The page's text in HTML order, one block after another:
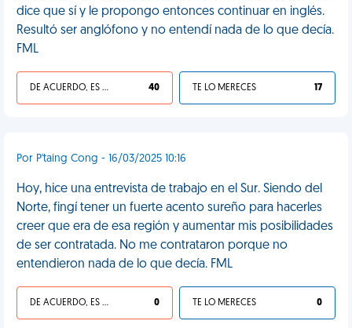
dice que sí y le propongo entonces continuar en inglés.
Resultó ser anglófono y no entendí nada de lo que decía.
FML
DE ACUERDO, ES UNA VIDA HP 40 TE LO MERECES 17
Por P'taing Cong - 16/03/2025 10:16
Hoy, hice una entrevista de trabajo en el Sur. Siendo del
Norte, fingí tener un fuerte acento sureño para hacerles
creer que era de esa región y aumentar mis posibilidades
de ser contratada. No me contrataron porque no
entendieron nada de lo que decía. FML
DE ACUERDO, ES UNA VIDA HP 0 TE LO MERECES 0